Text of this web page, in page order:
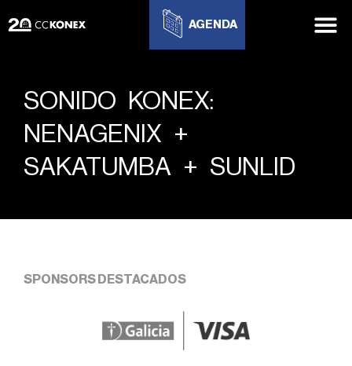
AGENDA
SONIDO KONEX:
NENAGENIX +
SAKATUMBA + SUNLID
SPONSORS DESTACADOS